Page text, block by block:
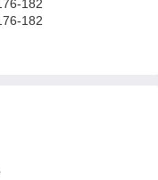
182
182